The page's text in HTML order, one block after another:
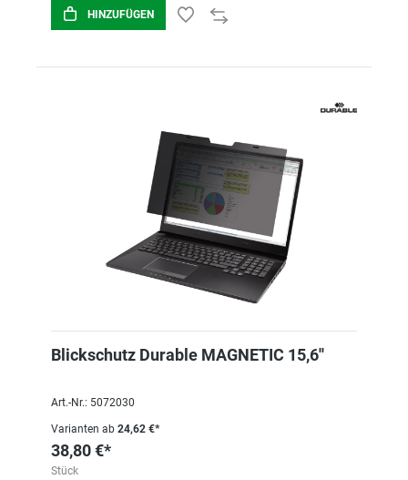
HINZUFÜGEN
Blickschutz Durable MAGNETIC 15,6''
Art.-Nr.: 5072030
Varianten ab 24,62 €*
38,80 €*
Stück